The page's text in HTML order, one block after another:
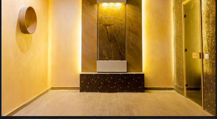
FANTANA DE INTERIOR – PERETE DE APA IN SPA
Pereti de Apa